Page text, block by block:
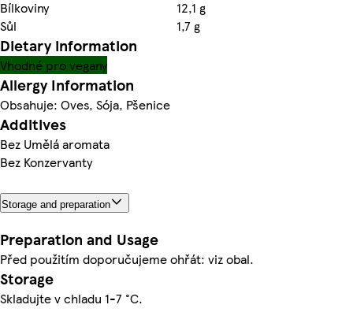
Bílkoviny
12,1 g
Sůl
1,7 g
Dietary information
Vhodné pro vegany
Allergy Information
Obsahuje: Oves, Sója, Pšenice
Additives
Bez Umělá aromata
Bez Konzervanty
Storage and preparation
Preparation and Usage
Před použitím doporučujeme ohřát: viz obal.
Storage
Skladujte v chladu 1-7 °C.